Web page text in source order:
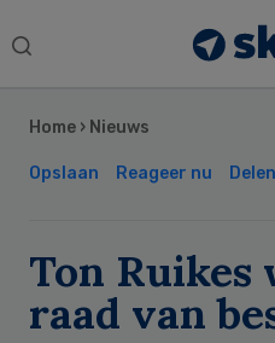
Search
Home › Nieuws
Opslaan Reageer nu Delen
Ton
raad van
Sidebar